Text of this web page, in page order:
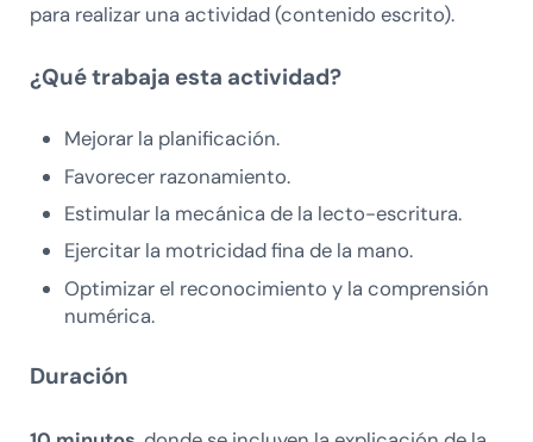
para realizar una actividad (contenido escrito).
¿Qué trabaja esta actividad?
Mejorar la planificación.
Favorecer razonamiento.
Estimular la mecánica de la lecto-escritura.
Ejercitar la motricidad fina de la mano.
Optimizar el reconocimiento y la comprensión
numérica.
Duración